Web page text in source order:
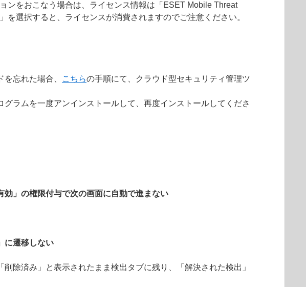
ンをおこなう場合は、ライセンス情報は「ESET Mobile Threat
選択すると、ライセンスが消費されますのでご注意ください。
忘れた場合、 こちらの手順にて、クラウド型セキュリティ管理ツ
ラムを一度アンインストールして、再度インストールしてくださ
」の権限付与で次の画面に自動で進まない
に遷移しない
除済み」と表示されたまま検出タブに残り、「解決された検出」